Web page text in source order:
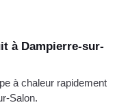
à Dampierre-sur-
à chaleur rapidement
Salon.